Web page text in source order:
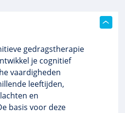
gedragstherapie
je cognitief
vaardigheden
leeftijden,
en
basis voor deze